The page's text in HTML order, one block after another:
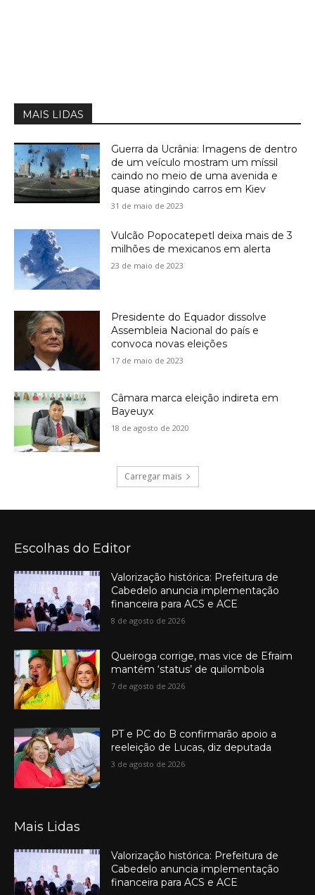
MAIS LIDAS
Guerra da Ucrânia: Imagens de dentro
de um veículo mostram um míssil
caindo no meio de uma avenida e
quase atingindo carros em Kiev
31 de maio de 2023
Vulcão Popocatepetl deixa mais de 3
milhões de mexicanos em alerta
23 de maio de 2023
Presidente do Equador dissolve
Assembleia Nacional do país e
convoca novas eleições
17 de maio de 2023
Câmara marca eleição indireta em
Bayeuyx
18 de agosto de 2020
Carregar mais
Escolhas do Editor
Valorização histórica: Prefeitura de
Cabedelo anuncia implementação
financeira para ACS e ACE
8 de agosto de 2026
Queiroga corrige, mas vice de Efraim
mantém ‘status’ de quilombola
7 de agosto de 2026
PT e PC do B confirmarão apoio a
reeleição de Lucas, diz deputada
3 de agosto de 2026
Mais Lidas
Valorização histórica: Prefeitura de
Cabedelo anuncia implementação
financeira para ACS e ACE